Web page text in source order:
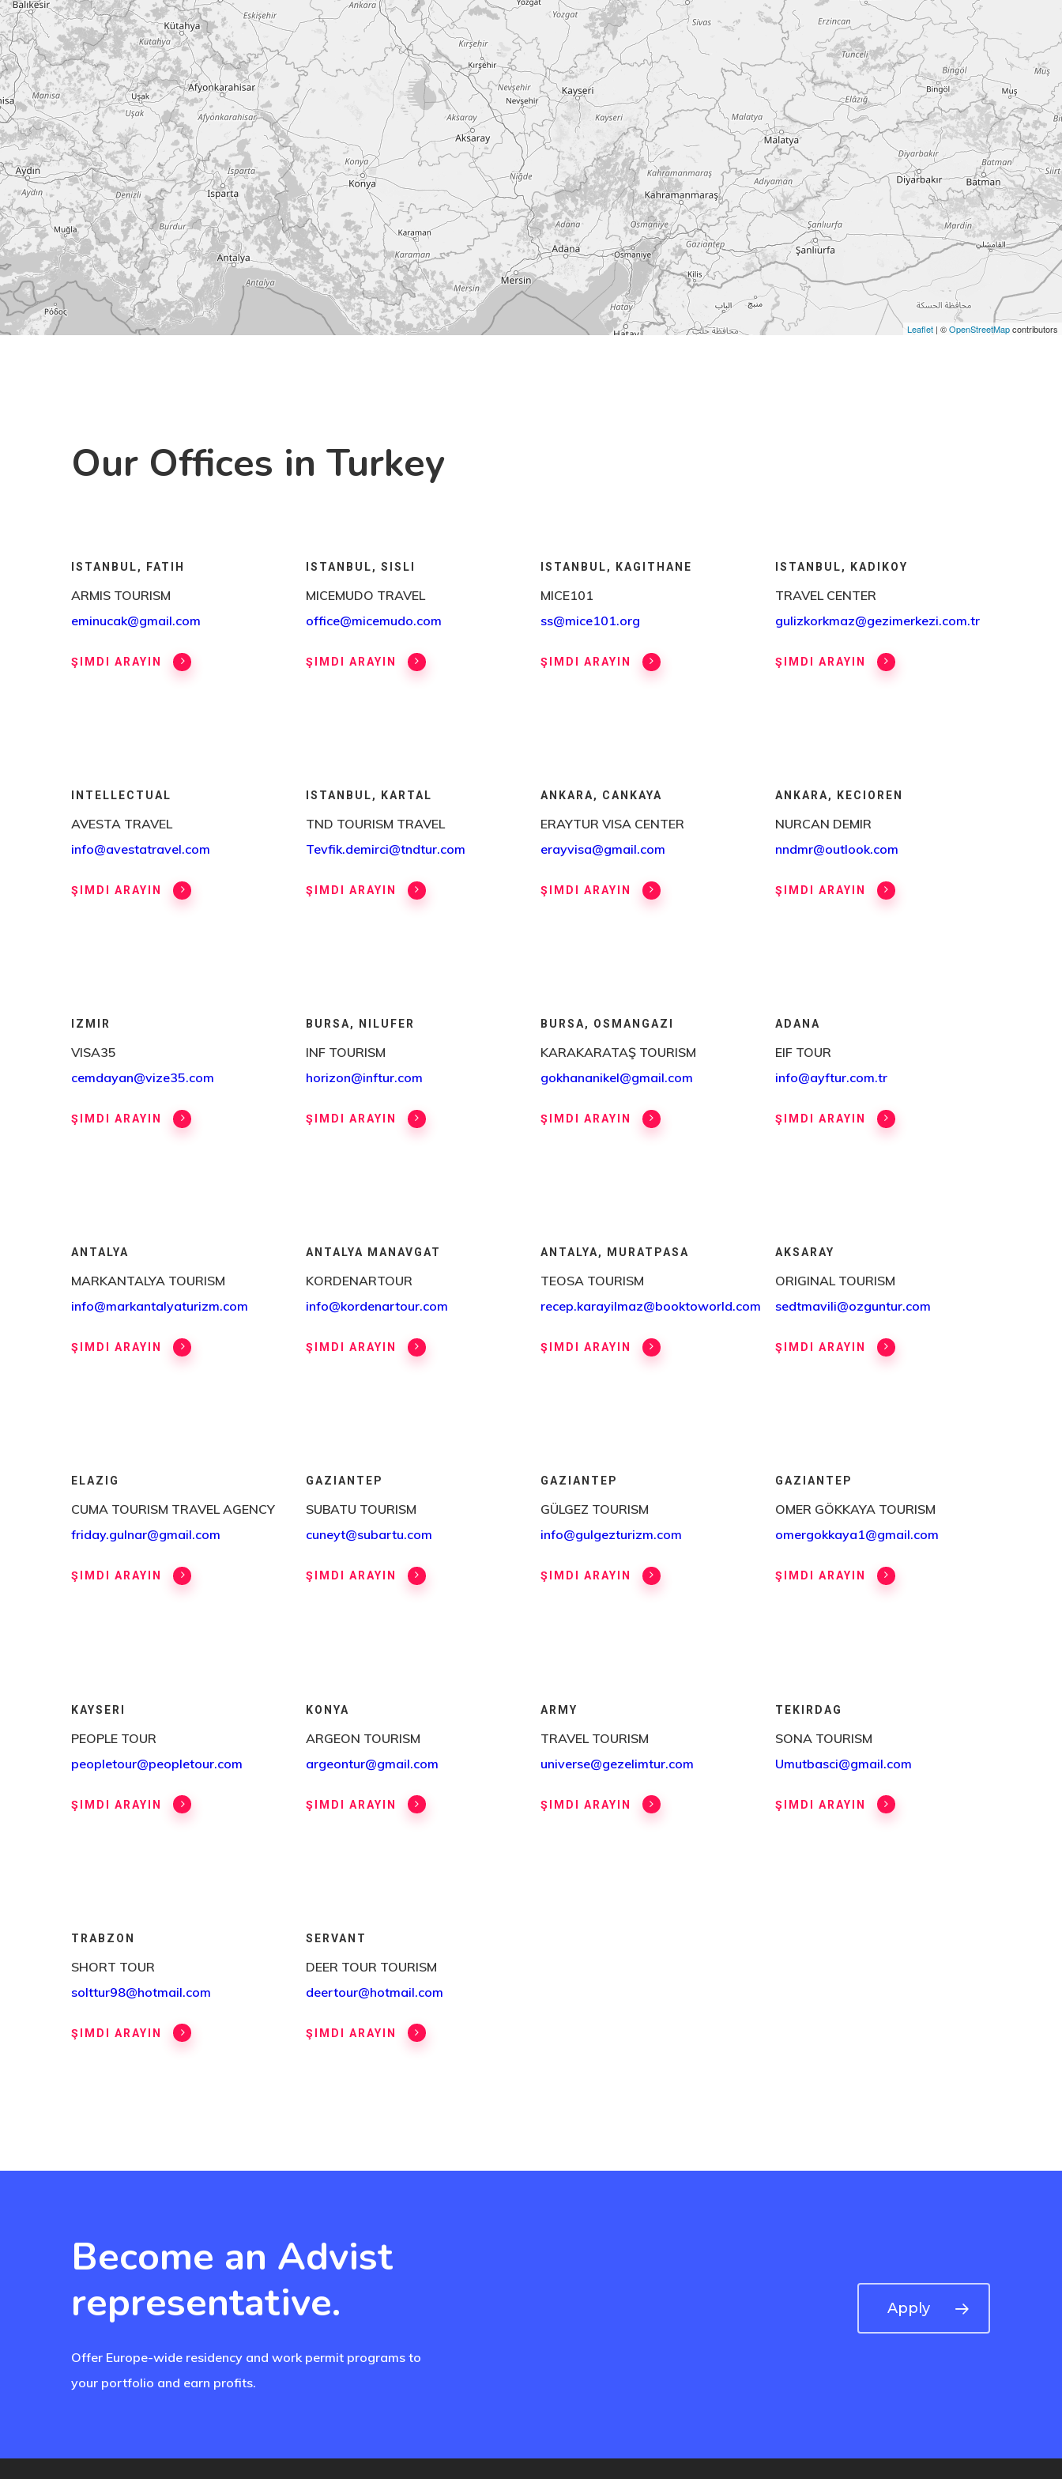
Hit enter to search or ESC to close
Leaflet | ©OpenStreetMapcontributors
Our Offices in Turkey
ISTANBUL, FATIH
ARMIS TOURISM
eminucak@gmail.com
ŞIMDI ARAYIN
ISTANBUL, SISLI
MICEMUDO TRAVEL
office@micemudo.com
ŞIMDI ARAYIN
ISTANBUL, KAGITHANE
MICE101
ss@mice101.org
ŞIMDI ARAYIN
ISTANBUL, KADIKOY
TRAVEL CENTER
gulizkorkmaz@gezimerkezi.com.tr
ŞIMDI ARAYIN
INTELLECTUAL
AVESTA TRAVEL
info@avestatravel.com
ŞIMDI ARAYIN
ISTANBUL, KARTAL
TND TOURISM TRAVEL
Tevfik.demirci@tndtur.com
ŞIMDI ARAYIN
ANKARA, CANKAYA
ERAYTUR VISA CENTER
erayvisa@gmail.com
ŞIMDI ARAYIN
ANKARA, KECIOREN
NURCAN DEMIR
nndmr@outlook.com
ŞIMDI ARAYIN
IZMIR
VISA35
cemdayan@vize35.com
ŞIMDI ARAYIN
BURSA, NILUFER
INF TOURISM
horizon@inftur.com
ŞIMDI ARAYIN
BURSA, OSMANGAZI
KARAKARATAŞ TOURISM
gokhananikel@gmail.com
ŞIMDI ARAYIN
ADANA
EIF TOUR
info@ayftur.com.tr
ŞIMDI ARAYIN
ANTALYA
MARKANTALYA TOURISM
info@markantalyaturizm.com
ŞIMDI ARAYIN
ANTALYA MANAVGAT
KORDENARTOUR
info@kordenartour.com
ŞIMDI ARAYIN
ANTALYA, MURATPASA
TEOSA TOURISM
recep.karayilmaz@booktoworld.com
ŞIMDI ARAYIN
AKSARAY
ORIGINAL TOURISM
sedtmavili@ozguntur.com
ŞIMDI ARAYIN
ELAZIG
CUMA TOURISM TRAVEL AGENCY
friday.gulnar@gmail.com
ŞIMDI ARAYIN
GAZIANTEP
SUBATU TOURISM
cuneyt@subartu.com
ŞIMDI ARAYIN
GAZIANTEP
GÜLGEZ TOURISM
info@gulgezturizm.com
ŞIMDI ARAYIN
GAZIANTEP
OMER GÖKKAYA TOURISM
omergokkaya1@gmail.com
ŞIMDI ARAYIN
KAYSERI
PEOPLE TOUR
peopletour@peopletour.com
ŞIMDI ARAYIN
KONYA
ARGEON TOURISM
argeontur@gmail.com
ŞIMDI ARAYIN
ARMY
TRAVEL TOURISM
universe@gezelimtur.com
ŞIMDI ARAYIN
TEKIRDAG
SONA TOURISM
Umutbasci@gmail.com
ŞIMDI ARAYIN
TRABZON
SHORT TOUR
solttur98@hotmail.com
ŞIMDI ARAYIN
SERVANT
DEER TOUR TOURISM
deertour@hotmail.com
ŞIMDI ARAYIN
Become an Advist
representative.
Offer Europe-wide residency and work permit programs to
your portfolio and earn profits.
Apply